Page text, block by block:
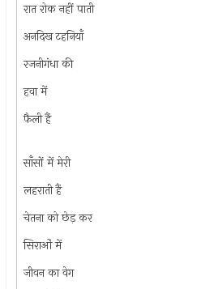
रात रोक नहीं पाती
अनदिख टहनियाँ
रजनीगंधा की
हवा में
फैली हैं
साँसों में मेरी
लहराती हैं
चेतना को छेड़ कर
सिराओं में
जीवन का वेग